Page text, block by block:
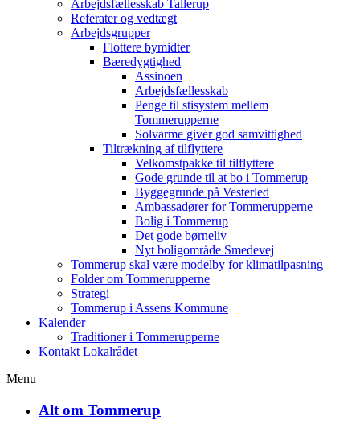
Arbejdsfællesskab Tallerup
Referater og vedtægt
Arbejdsgrupper
Flottere bymidter
Bæredygtighed
Assinoen
Arbejdsfællesskab
Penge til stisystem mellem
Tommerupperne
Solvarme giver god samvittighed
Tiltrækning af tilflyttere
Velkomstpakke til tilflyttere
Gode grunde til at bo i Tommerup
Byggegrunde på Vesterled
Ambassadører for Tommerupperne
Bolig i Tommerup
Det gode børneliv
Nyt boligområde Smedevej
Tommerup skal være modelby for klimatilpasning
Folder om Tommerupperne
Strategi
Tommerup i Assens Kommune
Kalender
Traditioner i Tommerupperne
Kontakt Lokalrådet
Menu
Alt om Tommerup